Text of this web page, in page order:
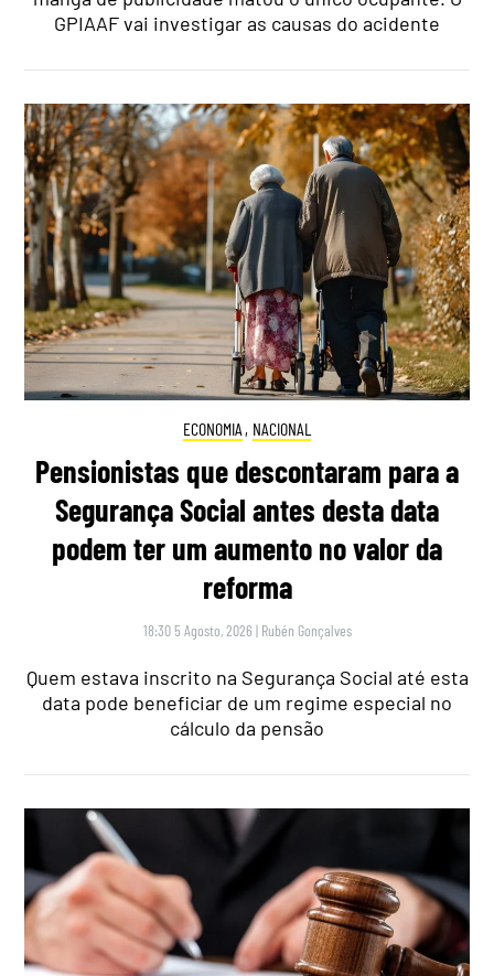
GPIAAF vai investigar as causas do acidente
ECONOMIA , NACIONAL
Pensionistas que descontaram para a
Segurança Social antes desta data
podem ter um aumento no valor da
reforma
18:30 5 Agosto, 2026 | Rubén Gonçalves
Quem estava inscrito na Segurança Social até esta
data pode beneficiar de um regime especial no
cálculo da pensão